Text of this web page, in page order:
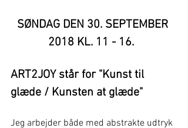
SØNDAG DEN 30. SEPTEMBER
2018 KL. 11 - 16.
ART2JOY står for "Kunst til
glæde / Kunsten at glæde"
Jeg arbejder både med abstrakte udtryk